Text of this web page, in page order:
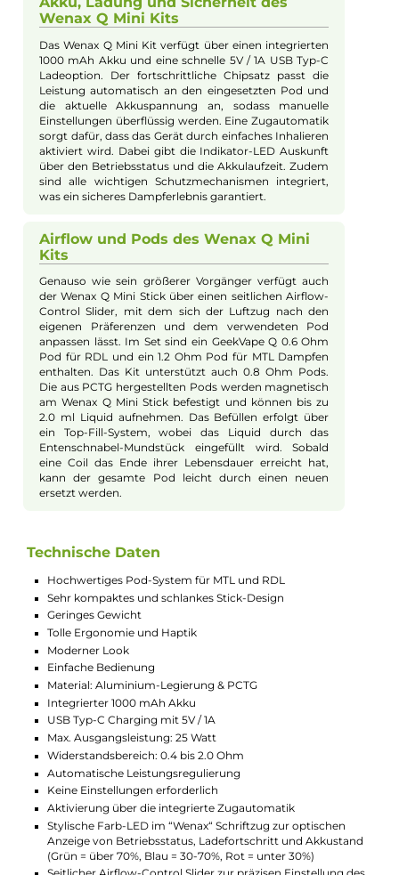
GeekVape - Wenax Q Mini Kit
Design und Handhabung des Wenax
Q Mini Kits
GeekVape bringt mit dem Wenax Q Mini Kit eine
schlankere Version des erfolgreichen Wenax Q Pod-
Systems auf den Markt. Mit den Maßen 108.91 x 23.8 x
13.8 mm und leichtem Gewicht passt es perfekt in die
Hand und lässt sich leicht transportieren. Es punktet
durch ein modernes Design, welches in
verschiedenen Farben erhältlich ist, und einer
stilvollen Indikator-LED, die clever in den "Wenax"
Schriftzug integriert wurde. Seine benutzerfreundliche
Bedienung in Kombination mit dem hervorragenden
MTL und RDL Dampferlebnis empfiehlt das Wenax Q
Akku, Ladung und Sicherheit des
Wenax Q Mini Kits
Das Wenax Q Mini Kit verfügt über einen integrierten
1000 mAh Akku und eine schnelle 5V / 1A USB Typ-C
Leistung automatisch an den eingesetzten Pod und
die aktuelle Akkuspannung an, sodass manuelle
Einstellungen überflüssig werden. Eine Zugautomatik
sorgt dafür, dass das Gerät durch einfaches Inhalieren
aktiviert wird. Dabei gibt die Indikator-LED Auskunft
über den Betriebsstatus und die Akkulaufzeit. Zudem
sind alle wichtigen Schutzmechanismen integriert,
was ein sicheres Dampferlebnis garantiert.
Airflow und Pods des Wenax Q Mini
Kits
Kevin Maxhuni
Produkt-Manager & Experte
Bei Fragen zu diesem Artikel kontaktieren Sie unseren
Experten schnell und einfach per E-Mail:
E-Mail senden